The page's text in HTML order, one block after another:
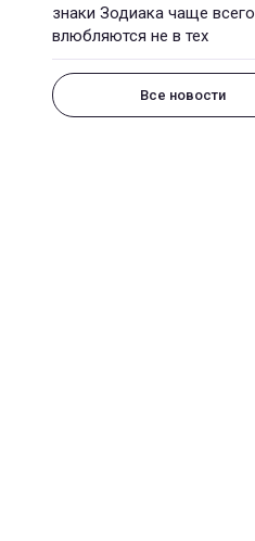
знаки Зодиака чаще всего
влюбляются не в тех
Все новости